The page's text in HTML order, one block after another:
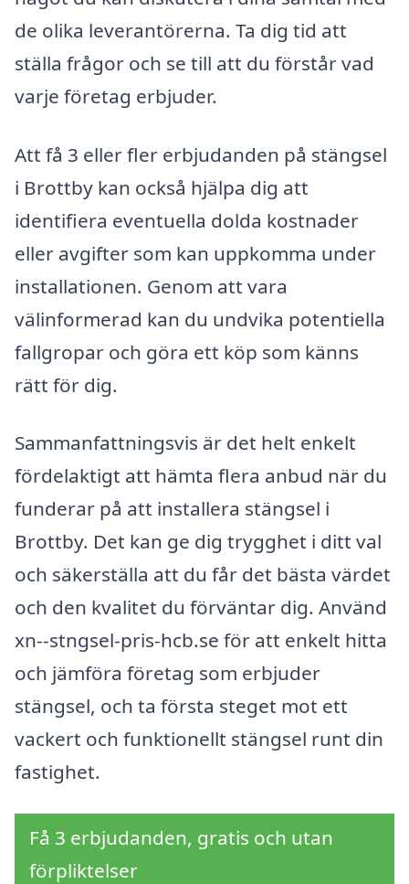
de olika leverantörerna. Ta dig tid att
ställa frågor och se till att du förstår vad
varje företag erbjuder.
Att få 3 eller fler erbjudanden på stängsel
i Brottby kan också hjälpa dig att
identifiera eventuella dolda kostnader
eller avgifter som kan uppkomma under
installationen. Genom att vara
välinformerad kan du undvika potentiella
fallgropar och göra ett köp som känns
rätt för dig.
Sammanfattningsvis är det helt enkelt
fördelaktigt att hämta flera anbud när du
funderar på att installera stängsel i
Brottby. Det kan ge dig trygghet i ditt val
och säkerställa att du får det bästa värdet
och den kvalitet du förväntar dig. Använd
xn--stngsel-pris-hcb.se för att enkelt hitta
och jämföra företag som erbjuder
stängsel, och ta första steget mot ett
vackert och funktionellt stängsel runt din
fastighet.
Få 3 erbjudanden, gratis och utan
förpliktelser